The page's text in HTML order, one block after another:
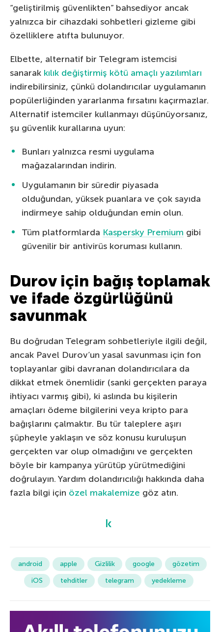
“geliştirilmiş güvenlikten” bahsediyor ancak
yalnızca bir cihazdaki sohbetleri gizleme gibi
özelliklere atıfta bulunuyor.
Elbette, alternatif bir Telegram istemcisi
sanarak kılık değiştirmiş kötü amaçlı yazılımları
indirebilirsiniz, çünkü dolandırıcılar uygulamanın
popülerliğinden yararlanma fırsatını kaçırmazlar.
Alternatif istemciler kullanmayı düşünüyorsanız,
şu güvenlik kurallarına uyun:
Bunları yalnızca resmi uygulama
mağazalarından indirin.
Uygulamanın bir süredir piyasada
olduğundan, yüksek puanlara ve çok sayıda
indirmeye sahip olduğundan emin olun.
Tüm platformlarda Kaspersky Premium gibi
güvenilir bir antivirüs koruması kullanın.
Durov için bağış toplamak
ve ifade özgürlüğünü
savunmak
Bu doğrudan Telegram sohbetleriyle ilgili değil,
ancak Pavel Durov’un yasal savunması için fon
toplayanlar gibi davranan dolandırıcılara da
dikkat etmek önemlidir (sanki gerçekten paraya
ihtiyacı varmış gibi), ki aslında bu kişilerin
amaçları ödeme bilgilerini veya kripto para
bağışlarını çalmaktır. Bu tür taleplere aşırı
şüpheyle yaklaşın ve söz konusu kuruluşun
gerçekten var olup olmadığını ve gerçekten
böyle bir kampanya yürütüp yürütmediğini
doğrulayın. Yardım dolandırıcılığı hakkında daha
fazla bilgi için özel makalemize göz atın.
android apple Gizlilik google
gözetim
iOS
tehditler telegram yedekleme